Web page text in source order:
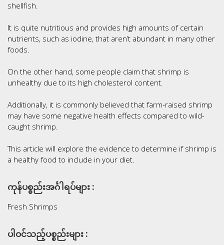
shellfish.
It is quite nutritious and provides high amounts of certain
nutrients, such as iodine, that aren’t abundant in many other
foods.
On the other hand, some people claim that shrimp is
unhealthy due to its high cholesterol content.
Additionally, it is commonly believed that farm-raised shrimp
may have some negative health effects compared to wild-
caught shrimp.
This article will explore the evidence to determine if shrimp is
a healthy food to include in your diet.
ကုန်ပစ္စည်းအင်္ဂါရပ်များ :
Fresh Shrimps
ပါဝင်သည့်ပစ္စည်းများ :